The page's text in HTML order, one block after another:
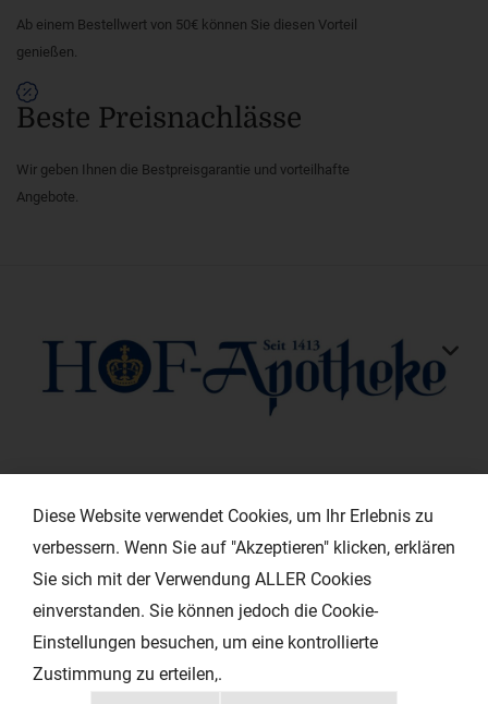
Ab einem Bestellwert von 50€ können Sie diesen Vorteil
genießen.
Beste Preisnachlässe
Wir geben Ihnen die Bestpreisgarantie und vorteilhafte
Angebote.
EXTRAS
Diese Website verwendet Cookies, um Ihr Erlebnis zu
verbessern. Wenn Sie auf "Akzeptieren" klicken, erklären
Sie sich mit der Verwendung ALLER Cookies
einverstanden. Sie können jedoch die Cookie-
Einstellungen besuchen, um eine kontrollierte
Zustimmung zu erteilen,.